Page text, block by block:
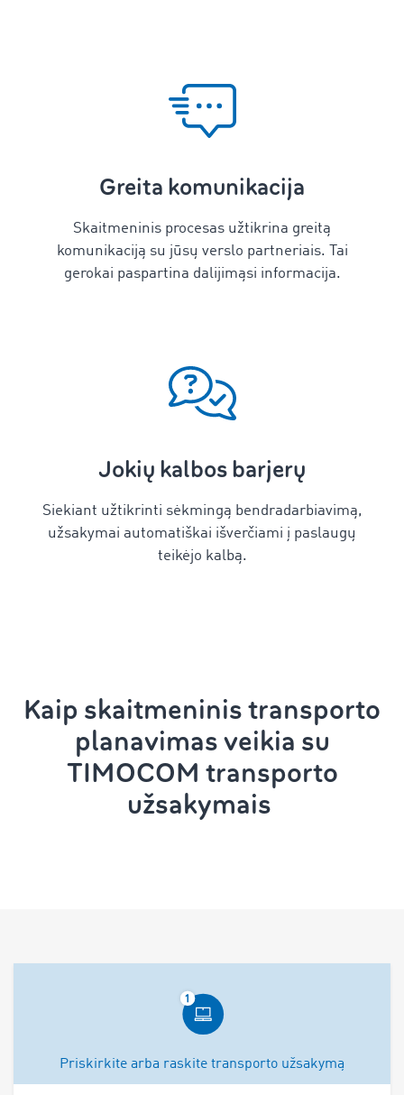
Greita komunikacija
Skaitmeninis procesas užtikrina greitą
komunikaciją su jūsų verslo partneriais. Tai
gerokai paspartina dalijimąsi informacija.
Jokių kalbos barjerų
Siekiant užtikrinti sėkmingą bendradarbiavimą,
užsakymai automatiškai išverčiami į paslaugų
teikėjo kalbą.
Kaip skaitmeninistransporto
planavimasveikia su
TIMOCOM transporto
užsakymais
Priskirkite arba raskite transporto užsakymą